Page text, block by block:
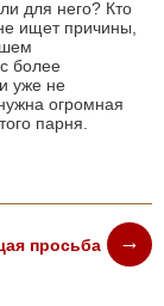
для него? Кто
ищет причины,
более
уже не
огромная
парня.
просьба